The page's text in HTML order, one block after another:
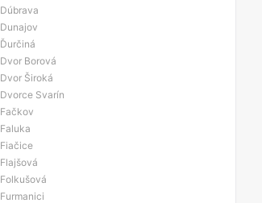
Dúbrava
Dunajov
Ďurčiná
Dvor Borová
Dvor Široká
Dvorce Svarín
Fačkov
Faluka
Fiačice
Flajšová
Folkušová
Furmanici